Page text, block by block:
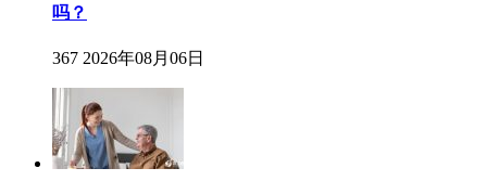
吗？
367 2026年08月06日